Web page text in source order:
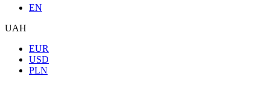
EN
UAH
EUR
USD
PLN